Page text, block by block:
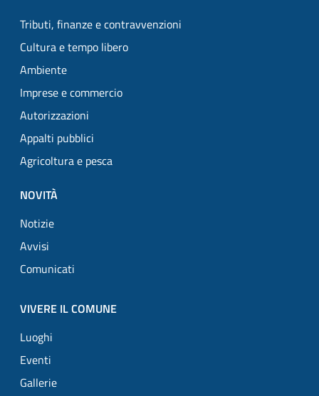
Tributi, finanze e contravvenzioni
Cultura e tempo libero
Ambiente
Imprese e commercio
Autorizzazioni
Appalti pubblici
Agricoltura e pesca
NOVITÀ
Notizie
Avvisi
Comunicati
VIVERE IL COMUNE
Luoghi
Eventi
Gallerie